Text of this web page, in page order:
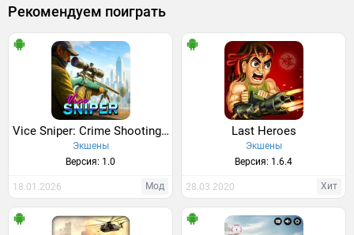
Рекомендуем поиграть
Vice Sniper: Crime Shooting 3D
Экшены
Версия: 1.0
18.01.2026 Мод
Last Heroes
Экшены
Версия: 1.6.4
28.03.2020 Хит